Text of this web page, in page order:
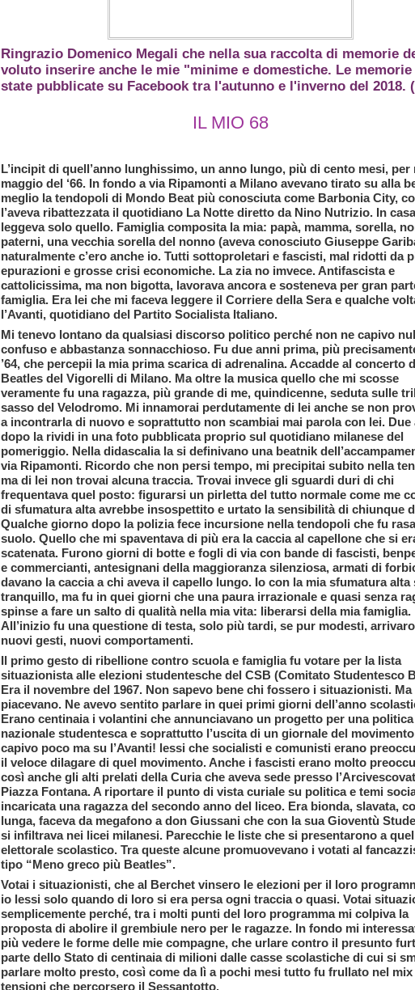
Ringrazio Domenico Megali che nella sua raccolta di memorie
voluto inserire anche le mie "minime e domestiche. Le memorie
state pubblicate su Facebook tra l'autunno e l'inverno del 2018.
IL MIO 68
L’incipit di quell’anno lunghissimo, un anno lungo, più di cento mesi, per
maggio del ‘66. In fondo a via Ripamonti a Milano avevano tirato su alla
meglio la tendopoli di Mondo Beat più conosciuta come Barbonia City,
l’aveva ribattezzata il quotidiano La Notte diretto da Nino Nutrizio. In
leggeva solo quello. Famiglia composita la mia: papà, mamma, sorella,
paterni, una vecchia sorella del nonno (aveva conosciuto Giuseppe
naturalmente c’ero anche io. Tutti sottoproletari e fascisti, mal ridotti da
epurazioni e grosse crisi economiche. La zia no imvece. Antifascista e
cattolicissima, ma non bigotta, lavorava ancora e sosteneva per gran
famiglia. Era lei che mi faceva leggere il Corriere della Sera e qualche
l’Avanti, quotidiano del Partito Socialista Italiano.
Mi tenevo lontano da qualsiasi discorso politico perché non ne capivo
confuso e abbastanza sonnacchioso. Fu due anni prima, più
’64, che percepii la mia prima scarica di adrenalina. Accadde al concerto
Beatles del Vigorelli di Milano. Ma oltre la musica quello che mi scosse
veramente fu una ragazza, più grande di me, quindicenne, seduta sulle
sasso del Velodromo. Mi innamorai perdutamente di lei anche se non
a incontrarla di nuovo e soprattutto non scambiai mai parola con lei. Due
dopo la rividi in una foto pubblicata proprio sul quotidiano milanese del
pomeriggio. Nella didascalia la si definivano una beatnik
via Ripamonti. Ricordo che non persi tempo, mi precipitai subito nella
ma di lei non trovai alcuna traccia. Trovai invece gli sguardi duri di chi
frequentava quel posto: figurarsi un pirletta del tutto normale come me
di sfumatura alta avrebbe insospettito e urtato la sensibilità di chiunque
Qualche giorno dopo la polizia fece incursione nella tendopoli che fu
suolo. Quello che mi spaventava di più era la caccia al capellone che si
scatenata. Furono giorni di botte e fogli di via con bande di fascisti,
e commercianti, antesignani della maggioranza silenziosa, armati di
davano la caccia a chi aveva il capello lungo. Io con la mia sfumatura alta
tranquillo, ma fu in quei giorni che una paura irrazionale e quasi senza
spinse a fare un salto di qualità nella mia vita: liberarsi della mia famiglia.
All’inizio fu una questione di testa, solo più tardi, se pur modesti,
nuovi gesti, nuovi comportamenti.
Il primo gesto di ribellione contro scuola e famiglia fu votare per la lista
situazionista alle elezioni studentesche del CSB (Comitato Studentesco
Era il novembre del 1967. Non sapevo bene chi fossero i situazionisti. Ma
piacevano. Ne avevo sentito parlare in quei primi giorni dell’anno
Erano centinaia i volantini che annunciavano un progetto per una politica
nazionale studentesca e soprattutto l’uscita di un giornale del
capivo poco ma su l’Avanti! lessi che socialisti e comunisti erano
il veloce dilagare di quel movimento. Anche i fascisti erano molto
così anche gli alti prelati della Curia che aveva sede presso
Piazza Fontana. A riportare il punto di vista curiale su politica e temi
incaricata una ragazza del secondo anno del liceo. Era bionda, slavata,
lunga, faceva da megafono a don Giussani che con la sua Gioventù
si infiltrava nei licei milanesi. Parecchie le liste che si presentarono a
elettorale scolastico. Tra queste alcune promuovevano i votati al
tipo “Meno greco più Beatles”.
Votai i situazionisti, che al Berchet vinsero le elezioni per il loro
io lessi solo quando di loro si era persa ogni traccia o quasi. Votai
semplicemente perché, tra i molti punti del loro programma mi colpiva la
proposta di abolire il grembiule nero per le ragazze. In fondo mi
più vedere le forme delle mie compagne, che urlare contro il presunto
parte dello Stato di centinaia di milioni dalle casse scolastiche di cui si
parlare molto presto, così come da lì a pochi mesi tutto fu frullato nel mix
tensioni che percorsero il Sessantotto.